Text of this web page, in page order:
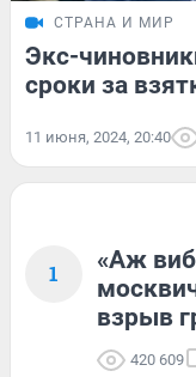
СТРАНА И МИР
Экс-
сроки за
11 июня, 2024, 20:40
1
«Аж
взрыв
420 609